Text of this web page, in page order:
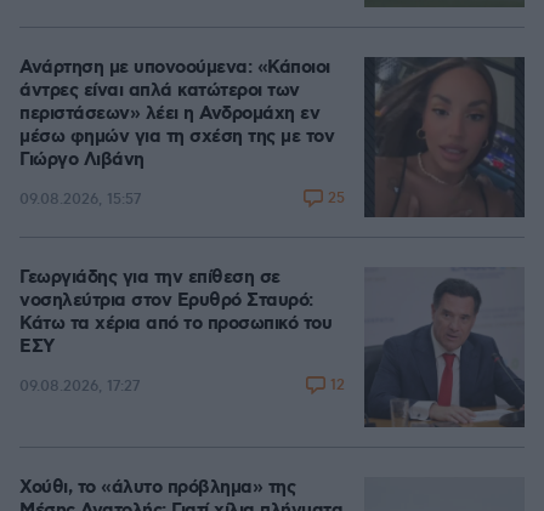
Ανάρτηση με υπονοούμενα: «Κάποιοι
άντρες είναι απλά κατώτεροι των
περιστάσεων» λέει η Ανδρομάχη εν
μέσω φημών για τη σχέση της με τον
Γιώργο Λιβάνη
09.08.2026, 15:57 25
Γεωργιάδης για την επίθεση σε
νοσηλεύτρια στον Ερυθρό Σταυρό:
Κάτω τα χέρια από το προσωπικό του
ΕΣΥ
09.08.2026, 17:27 12
Χούθι, το «άλυτο πρόβλημα» της